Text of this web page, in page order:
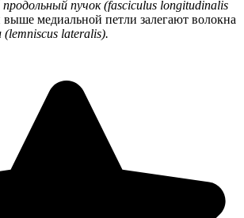
продольный пучок (fasciculus longitudinalis
выше медиальной петли залегают волокна
lateralis).